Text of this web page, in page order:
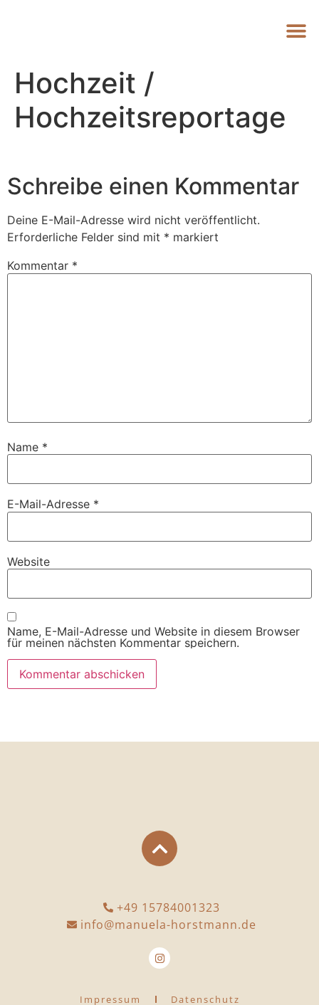
Hochzeit /
Hochzeitsreportage
Schreibe einen Kommentar
Deine E-Mail-Adresse wird nicht veröffentlicht.
Erforderliche Felder sind mit * markiert
Kommentar *
Name *
E-Mail-Adresse *
Website
Name, E-Mail-Adresse und Website in diesem Browser
für meinen nächsten Kommentar speichern.
+49 15784001323
info@manuela-horstmann.de
Impressum Datenschutz